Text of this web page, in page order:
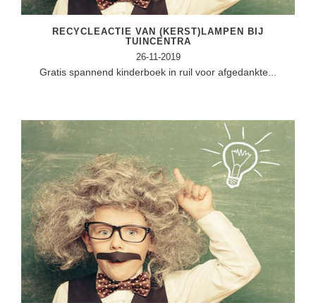
Kerstfeest
Kinderboekenweek
Onderwijsprijs
Ruimte
Schoolreisideeën
Schoolspullen
Seizoenen
Seksualiteit
Sinterklaas
Verzorging
AI voor het onderwijs
Onderwijslonen
Vrijeschoolonderwijs
Montessori onderwijs
Jenaplanonderwijs
Daltononderwijs
Schoolspullen
Onderwijsvacatures
RECYCLEACTIE VAN (KERST)LAMPEN BIJ
TUINCENTRA
26-11-2019
Gratis spannend kinderboek in ruil voor afgedankte...